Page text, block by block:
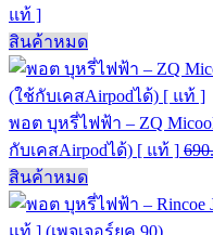
แท้ ]
สินค้าหมด
พอต บุหรี่ไฟฟ้า – ZQ Micool
กับเคสAirpodได้) [ แท้ ]
สินค้าหมด